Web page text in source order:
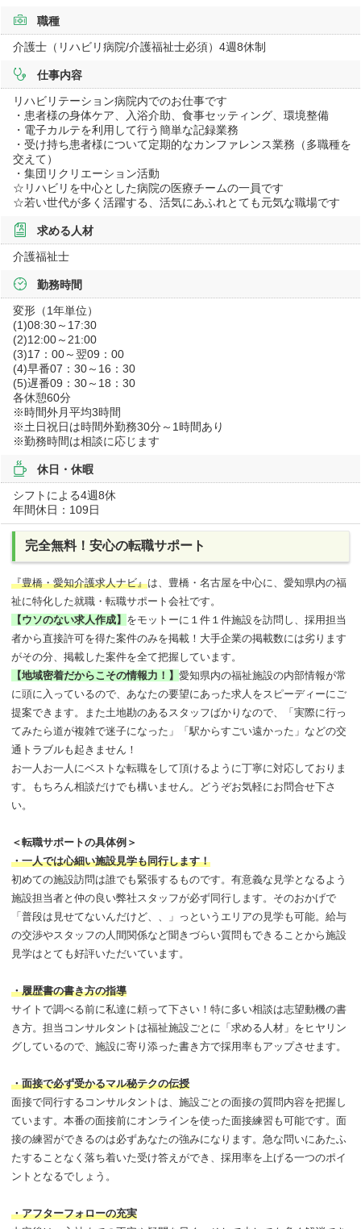
職種
介護士（リハビリ病院/介護福祉士必須）4週8休制
仕事内容
リハビリテーション病院内でのお仕事です
・患者様の身体ケア、入浴介助、食事セッティング、環境整備
・電子カルテを利用して行う簡単な記録業務
・受け持ち患者様について定期的なカンファレンス業務（多職種を
交えて）
・集団リクリエーション活動
☆リハビリを中心とした病院の医療チームの一員です
☆若い世代が多く活躍する、活気にあふれとても元気な職場です
求める人材
介護福祉士
勤務時間
変形（1年単位）
(1)08:30～17:30
(2)12:00～21:00
(3)17：00～翌09：00
(4)早番07：30～16：30
(5)遅番09：30～18：30
各休憩60分
※時間外月平均3時間
※土日祝日は時間外勤務30分～1時間あり
※勤務時間は相談に応じます
休日・休暇
シフトによる4週8休
年間休日：109日
完全無料！安心の転職サポート
『豊橋・愛知介護求人ナビ』は、豊橋・名古屋を中心に、愛知県内の福
祉に特化した就職・転職サポート会社です。
【ウソのない求人作成】 をモットーに１件１件施設を訪問し、採用担当
者から直接許可を得た案件のみを掲載！大手企業の掲載数には劣ります
がその分、掲載した案件を全て把握しています。
【地域密着だからこその情報力！】愛知県内の福祉施設の内部情報が常
に頭に入っているので、あなたの要望にあった求人をスピーディーにご
提案できます。また土地勘のあるスタッフばかりなので、「実際に行っ
てみたら道が複雑で迷子になった」「駅からすごい遠かった」などの交
通トラブルも起きません！
お一人お一人にベストな転職をして頂けるように丁寧に対応しておりま
す。もちろん相談だけでも構いません。どうぞお気軽にお問合せ下さ
い。
＜転職サポートの具体例＞
・一人では心細い施設見学も同行します！
初めての施設訪問は誰でも緊張するものです。有意義な見学となるよう
施設担当者と仲の良い弊社スタッフが必ず同行します。そのおかげで
「普段は見せてないんだけど、、」っというエリアの見学も可能。給与
の交渉やスタッフの人間関係など聞きづらい質問もできることから施設
見学はとても好評いただいています。
・履歴書の書き方の指導
サイトで調べる前に私達に頼って下さい！特に多い相談は志望動機の書
き方。担当コンサルタントは福祉施設ごとに「求める人材」をヒヤリン
グしているので、施設に寄り添った書き方で採用率もアップさせます。
・面接で必ず受かるマル秘テクの伝授
面接で同行するコンサルタントは、施設ごとの面接の質問内容を把握し
ています。本番の面接前にオンラインを使った面接練習も可能です。面
接の練習ができるのは必ずあなたの強みになります。急な問いにあたふ
たすることなく落ち着いた受け答えができ、採用率を上げる一つのポイ
ントとなるでしょう。
・アフターフォローの充実